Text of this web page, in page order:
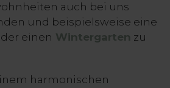
auch bei uns
und beispielsweise eine
einen Wintergarten zu
harmonischen